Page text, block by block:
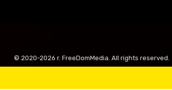
© 2020-2026 r. FreeDomMedia. All rights reserved.